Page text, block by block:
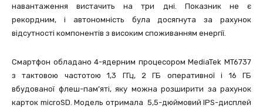
навантаження вистачить на три дні. Показник не є
рекордним, і автономність була досягнута за рахунок
відсутності компонентів з високим споживанням енергії.
Смартфон обладано 4-ядерним процесором MediaTek MT6737
з тактовою частотою 1,3 ГГц, 2 ГБ оперативної і 16 ГБ
вбудованої флеш-пам’яті, яку можна розширити за рахунок
карток microSD. Модель отримала 5,5-дюймовий IPS-дисплей